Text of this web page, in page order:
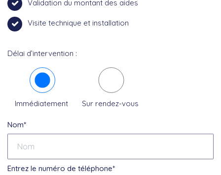
Validation du montant des aides
Visite technique et installation
Délai d’intervention :
Immédiatement Sur rendez-vous
Nom*
Entrez le numéro de téléphone*